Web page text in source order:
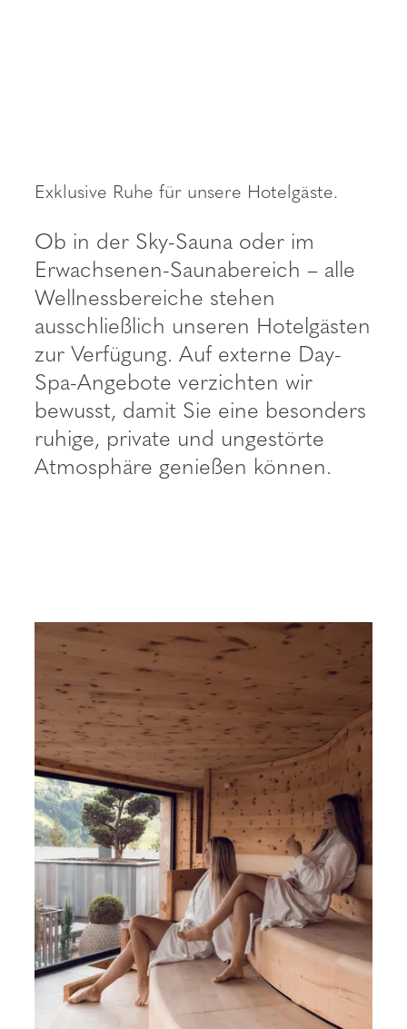
--
Exklusive Ruhe für unsere Hotelgäste.
Ob in der Sky-Sauna oder im
Erwachsenen-Saunabereich – alle
Wellnessbereiche stehen
ausschließlich unseren Hotelgästen
zur Verfügung. Auf externe Day-
Spa-Angebote verzichten wir
bewusst, damit Sie eine besonders
ruhige, private und ungestörte
Atmosphäre genießen können.